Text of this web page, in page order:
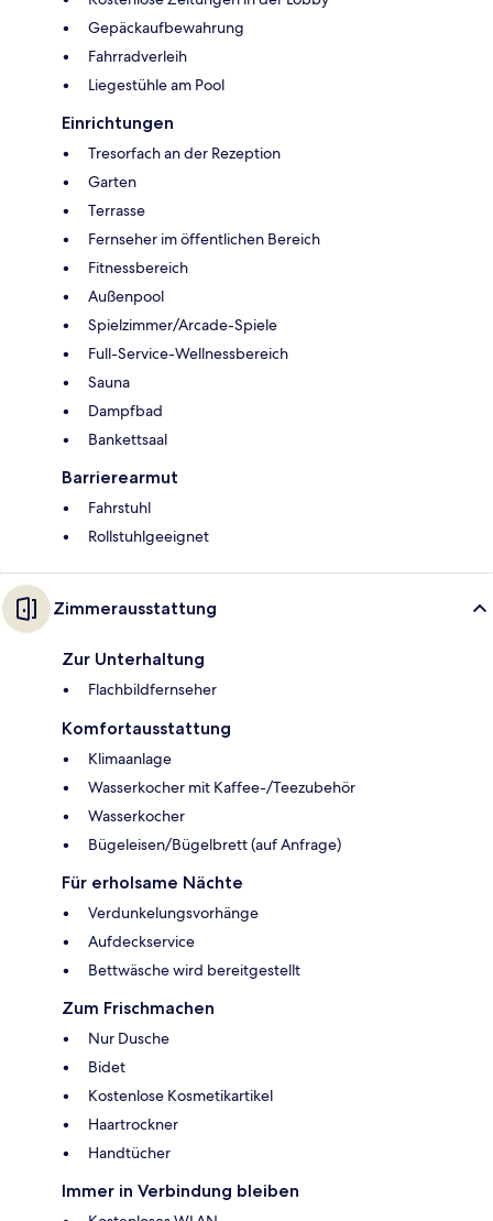
Gepäckaufbewahrung
Fahrradverleih
Liegestühle am Pool
Einrichtungen
Tresorfach an der Rezeption
Garten
Terrasse
Fernseher im öffentlichen Bereich
Fitnessbereich
Außenpool
Spielzimmer/Arcade-Spiele
Full-Service-Wellnessbereich
Sauna
Dampfbad
Bankettsaal
Barrierearmut
Fahrstuhl
Rollstuhlgeeignet
Zimmerausstattung
Zur Unterhaltung
Flachbildfernseher
Komfortausstattung
Klimaanlage
Wasserkocher mit Kaffee-/Teezubehör
Wasserkocher
Bügeleisen/Bügelbrett (auf Anfrage)
Für erholsame Nächte
Verdunkelungsvorhänge
Aufdeckservice
Bettwäsche wird bereitgestellt
Zum Frischmachen
Nur Dusche
Bidet
Kostenlose Kosmetikartikel
Haartrockner
Handtücher
Immer in Verbindung bleiben